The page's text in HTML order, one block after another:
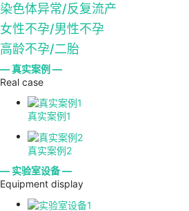
染色体异常/反复流产
女性不孕/男性不孕
高龄不孕/二胎
— 真实案例 —
Real case
真实案例1
真实案例2
— 实验室设备 —
Equipment display